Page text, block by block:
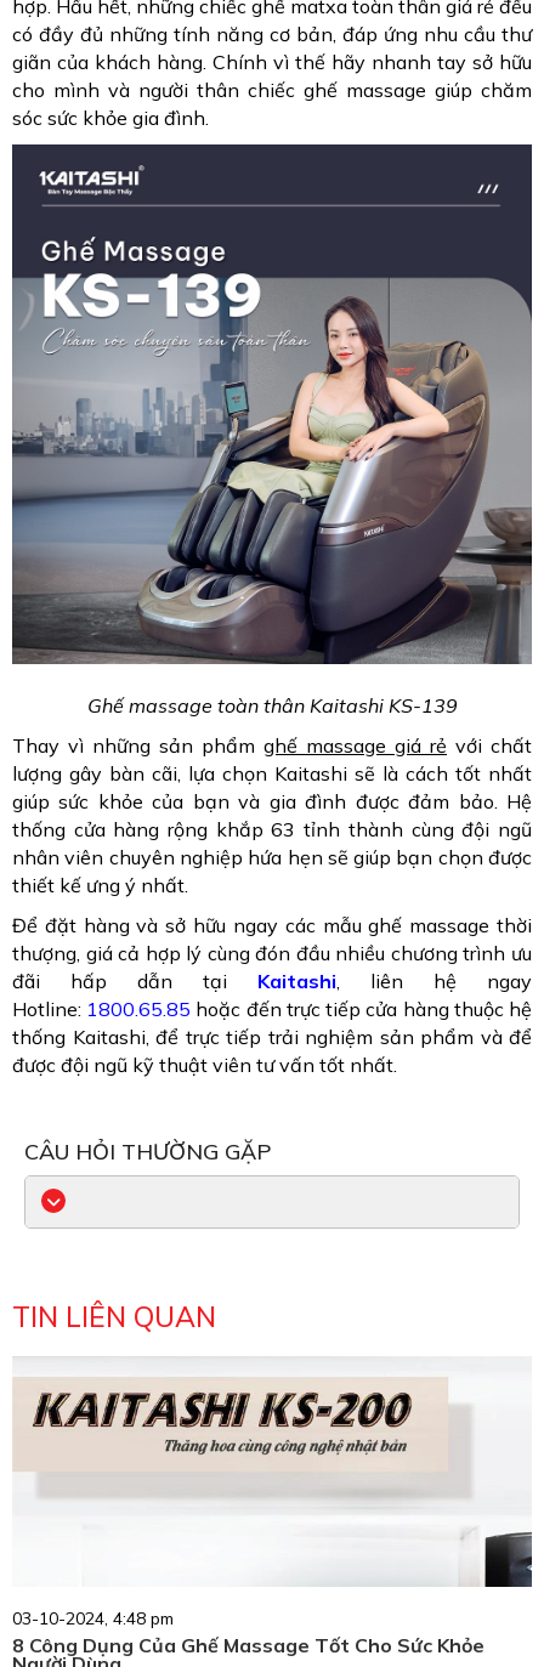
hợp. Hầu hết, những chiếc ghế matxa toàn thân giá rẻ đều
có đầy đủ những tính năng cơ bản, đáp ứng nhu cầu thư
giãn của khách hàng. Chính vì thế hãy nhanh tay sở hữu
cho mình và người thân chiếc ghế massage giúp chăm
sóc sức khỏe gia đình.
Ghế massage toàn thân Kaitashi KS-139
Thay vì những sản phẩm ghế massage giá rẻ với chất
lượng gây bàn cãi, lựa chọn Kaitashi sẽ là cách tốt nhất
giúp sức khỏe của bạn và gia đình được đảm bảo. Hệ
thống cửa hàng rộng khắp 63 tỉnh thành cùng đội ngũ
nhân viên chuyên nghiệp hứa hẹn sẽ giúp bạn chọn được
thiết kế ưng ý nhất.
Để đặt hàng và sở hữu ngay các mẫu ghế massage thời
thượng, giá cả hợp lý cùng đón đầu nhiều chương trình ưu
đãi hấp dẫn tại Kaitashi , liên hệ ngay
Hotline: 1800.65.85 hoặc đến trực tiếp cửa hàng thuộc hệ
thống Kaitashi, để trực tiếp trải nghiệm sản phẩm và để
được đội ngũ kỹ thuật viên tư vấn tốt nhất.
CÂU HỎI THƯỜNG GẶP
TIN LIÊN QUAN
03-10-2024, 4:48 pm
8 Công Dụng Của Ghế Massage Tốt Cho Sức Khỏe